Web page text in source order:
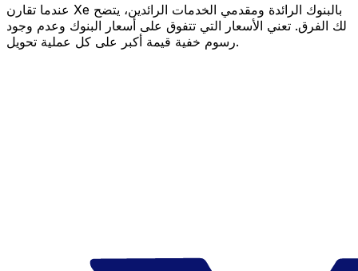
عندما تقارن Xe بالبنوك الرائدة ومقدمي الخدمات الرائدين، يتضح
لك الفرق. تعني الأسعار التي تتفوق على أسعار البنوك وعدم وجود
رسوم خفية قيمة أكبر على كل عملية تحويل.